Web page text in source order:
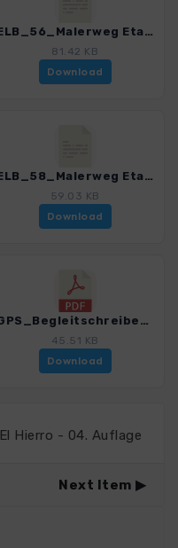
ELB_56_Malerweg Etappe 5_4191_11.gpx
81.42 KB
Download
ELB_58_Malerweg Etappe 7_4191_11.gpx
59.03 KB
Download
GPS_Begleitschreiben_Download_4191_11.pdf
45.51 KB
Download
El Hierro - 04. Auflage
Next Item